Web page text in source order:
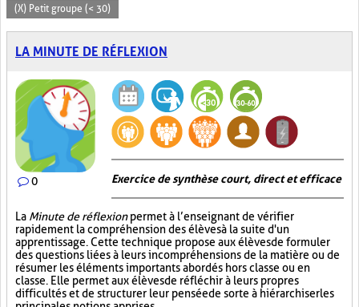
(X) Petit groupe (< 30)
LA MINUTE DE RÉFLEXION
0 Exercice de synthèse court, direct et efficace
La Minute de réflexionpermet à l’enseignant de vérifier
rapidement la compréhension des élèves à la suite d'un
apprentissage. Cette technique propose aux élèves de formuler
des questions liées à leurs incompréhensions de la matière ou de
résumer les éléments importants abordés hors classe ou en
classe. Elle permet aux élèves de réfléchir à leurs propres
difficultés et de structurer leur pensée de sorte à hiérarchiser les